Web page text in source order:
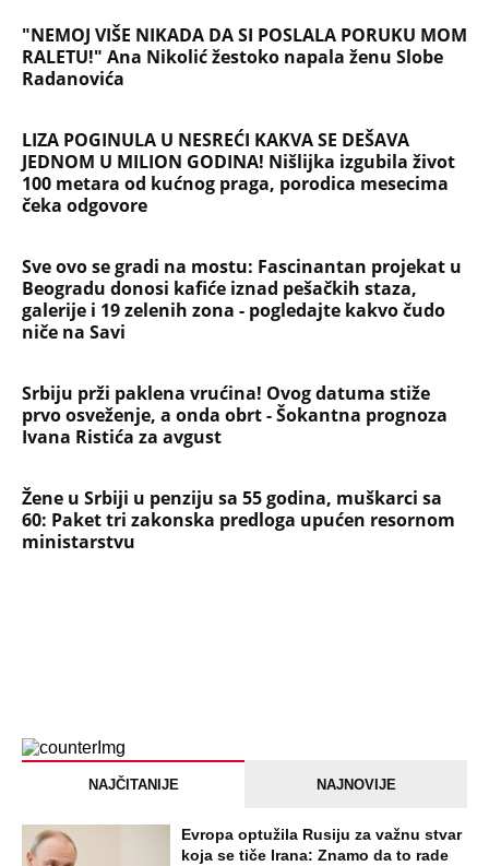
"NEMOJ VIŠE NIKADA DA SI POSLALA PORUKU MOM
RALETU!" Ana Nikolić žestoko napala ženu Slobe
Radanovića
LIZA POGINULA U NESREĆI KAKVA SE DEŠAVA
JEDNOM U MILION GODINA! Nišlijka izgubila život
100 metara od kućnog praga, porodica mesecima
čeka odgovore
Sve ovo se gradi na mostu: Fascinantan projekat u
Beogradu donosi kafiće iznad pešačkih staza,
galerije i 19 zelenih zona - pogledajte kakvo čudo
niče na Savi
Srbiju prži paklena vrućina! Ovog datuma stiže
prvo osveženje, a onda obrt - Šokantna prognoza
Ivana Ristića za avgust
Žene u Srbiji u penziju sa 55 godina, muškarci sa
60: Paket tri zakonska predloga upućen resornom
ministarstvu
NAJČITANIJE NAJNOVIJE
Evropa optužila Rusiju za važnu stvar
koja se tiče Irana: Znamo da to rade